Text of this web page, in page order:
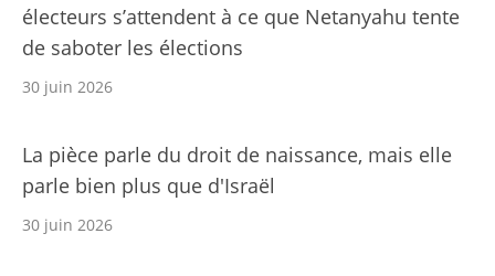
électeurs s’attendent à ce que Netanyahu tente
de saboter les élections
30 juin 2026
La pièce parle du droit de naissance, mais elle
parle bien plus que d'Israël
30 juin 2026